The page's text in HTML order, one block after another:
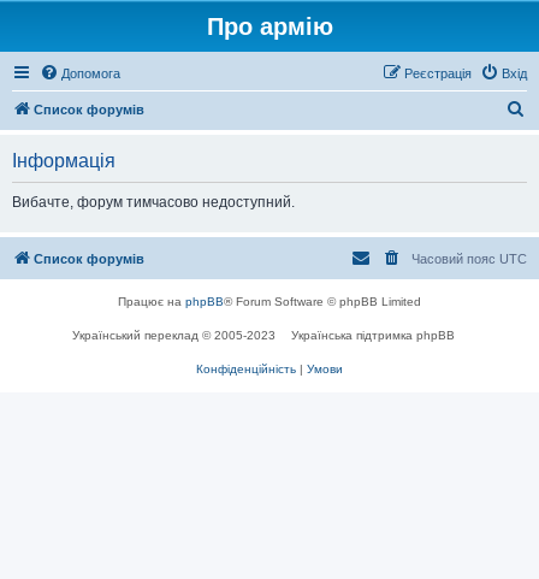
Про армію
Допомога Вхід
Реєстрація
Список форумів
Інформація
Вибачте, форум тимчасово недоступний.
Список форумів Часовий пояс UTC
Працює на phpBB® Forum Software © phpBB Limited
Український переклад © 2005-2023 Українська підтримка phpBB
Конфіденційність | Умови